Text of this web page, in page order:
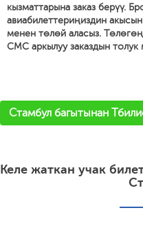
кызматтарына заказ берүү.
авиабилеттериңиздин
менен төлөй аласыз.
СМС аркылуу заказдын
Стамбул багытынан
Келе жаткан учак